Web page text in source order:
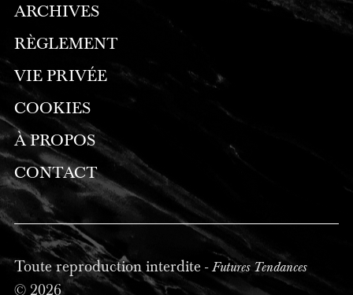
ARCHIVES
RÈGLEMENT
VIE PRIVÉE
COOKIES
À PROPOS
CONTACT
Toute reproduction interdite -Futures Tendances
© 2026